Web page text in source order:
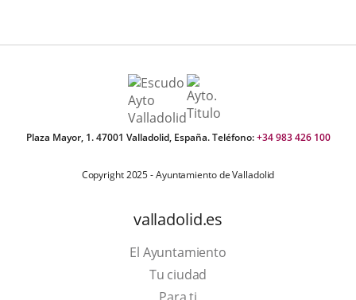
Plaza Mayor, 1. 47001 Valladolid, España. Teléfono:+34 983 426 100
Copyright 2025 - Ayuntamiento de Valladolid
valladolid.es
El Ayuntamiento
Tu ciudad